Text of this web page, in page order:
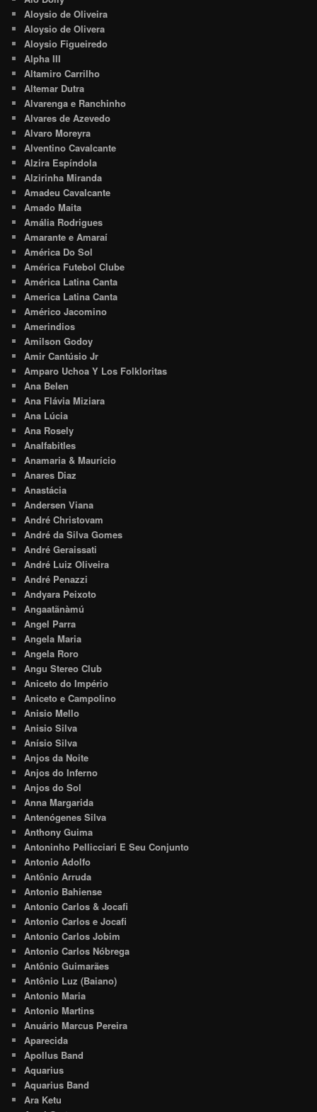
Aloysio de Oliveira
Aloysio de Olivera
Aloysio Figueiredo
Alpha III
Altamiro Carrilho
Altemar Dutra
Alvarenga e Ranchinho
Alvares de Azevedo
Alvaro Moreyra
Alventino Cavalcante
Alzira Espíndola
Alzirinha Miranda
Amadeu Cavalcante
Amado Maita
Amália Rodrigues
Amarante e Amaraí
América Do Sol
América Futebol Clube
América Latina Canta
America Latina Canta
Américo Jacomino
Amerindios
Amilson Godoy
Amir Cantúsio Jr
Amparo Uchoa Y Los Folkloritas
Ana Belen
Ana Flávia Miziara
Ana Lúcia
Ana Rosely
Analfabitles
Anamaria & Maurício
Anares Diaz
Anastácia
Andersen Viana
André Christovam
André da Silva Gomes
André Geraissati
André Luiz Oliveira
André Penazzi
Andyara Peixoto
Angaatãnàmú
Angel Parra
Angela Maria
Angela Roro
Angu Stereo Club
Aniceto do Império
Aniceto e Campolino
Anisio Mello
Anisio Silva
Anísio Silva
Anjos da Noite
Anjos do Inferno
Anjos do Sol
Anna Margarida
Antenógenes Silva
Anthony Guima
Antoninho Pellicciari E Seu Conjunto
Antonio Adolfo
Antônio Arruda
Antonio Bahiense
Antonio Carlos & Jocafi
Antonio Carlos e Jocafi
Antonio Carlos Jobim
Antonio Carlos Nóbrega
Antônio Guimarães
Antônio Luz (Baiano)
Antonio Maria
Antonio Martins
Anuário Marcus Pereira
Aparecida
Apollus Band
Aquarius
Aquarius Band
Ara Ketu